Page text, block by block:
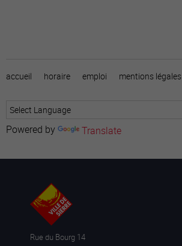
accueil horaire emploi mentions légales
Powered by Translate
Rue du Bourg 14